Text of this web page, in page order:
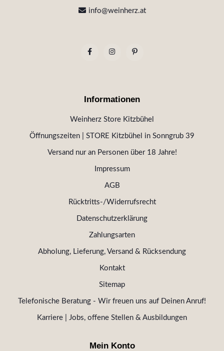
info@weinherz.at
Informationen
Weinherz Store Kitzbühel
Öffnungszeiten | STORE Kitzbühel in Sonngrub 39
Versand nur an Personen über 18 Jahre!
Impressum
AGB
Rücktritts-/Widerrufsrecht
Datenschutzerklärung
Zahlungsarten
Abholung, Lieferung, Versand & Rücksendung
Kontakt
Sitemap
Telefonische Beratung - Wir freuen uns auf Deinen Anruf!
Karriere | Jobs, offene Stellen & Ausbildungen
Mein Konto